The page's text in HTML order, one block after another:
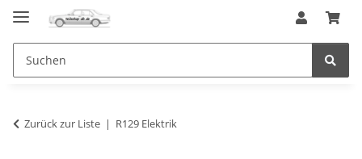
Zurück zur Liste R129 Elektrik